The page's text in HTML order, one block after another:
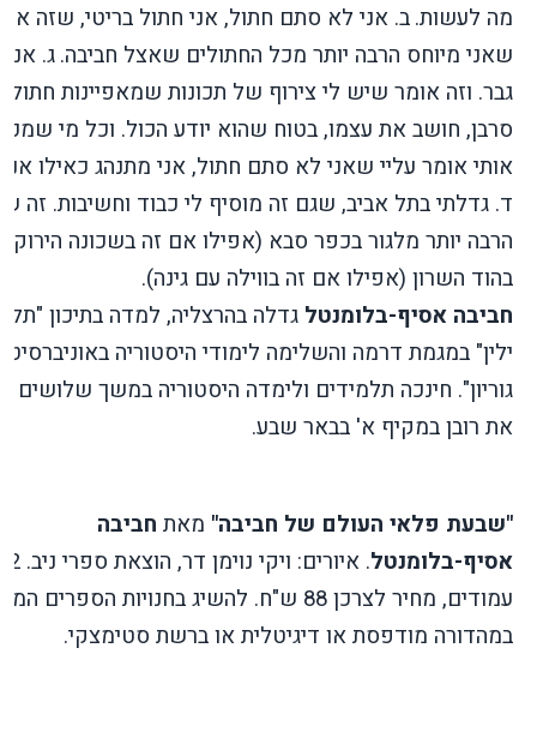
מה לעשות.ב. אני לא סתם חתול, אני חתול בריטי, שזה
שאני מיוחס הרבה יותר מכל החתולים שאצל חביבה.ג.
גבר. וזה אומר שיש לי צירוף של תכונות שמאפיינות חתול
סרבן, חושב את עצמו, בטוח שהוא יודע הכול. וכל מי
אותי אומר עליי שאני לא סתם חתול, אני מתנהג כאילו
ד. גדלתי בתל אביב, שגם זה מוסיף לי כבוד וחשיבות. זה
הרבה יותר מלגור בכפר סבא (אפילו אם זה בשכונה
בהוד השרון (אפילו אם זה בווילה עם גינה).
חביבה אסיף-בלומנטל גדלה בהרצליה, למדה בתיכון
ילין" במגמת דרמה והשלימה לימודי היסטוריה
גוריון". חינכה תלמידים ולימדה היסטוריה במשך שלושים
את רובן במקיף א' בבאר שבע.
"שבעת פלאי העולם של חביבה" מאת חביבה
אסיף-בלומנטל
. איורים: ויקי נוימן דר,
עמודים, מחיר לצרכן 88 ש"ח. להשיג בחנויות הספרים
במהדורה מודפסת או דיגיטלית או ברשת סטימצקי.